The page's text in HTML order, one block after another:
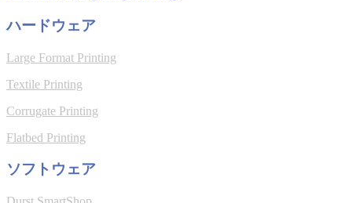
ハードウェア
Large Format Printing
Textile Printing
Corrugate Printing
Flatbed Printing
ソフトウェア